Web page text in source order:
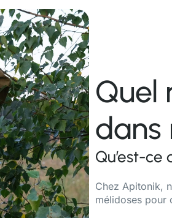
Quel
dans
Qu’est-ce
Chez Apitonik,
mélidoses pour